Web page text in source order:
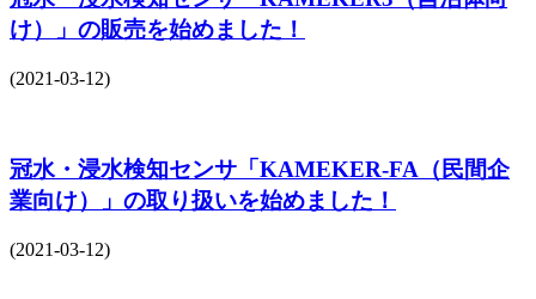
け）」の販売を始めました！
(2021-03-12)
冠水・浸水検知センサ「KAMEKER-FA（民間企
業向け）」の取り扱いを始めました！
(2021-03-12)